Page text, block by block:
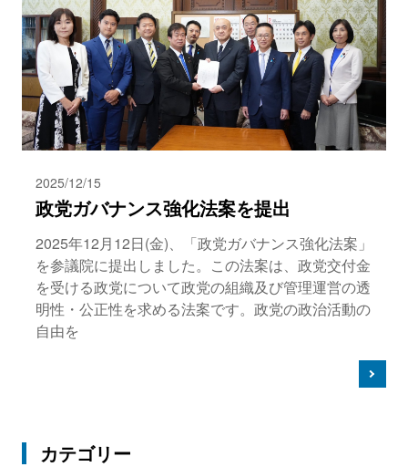
2025/12/15
政党ガバナンス強化法案を提出
2025年12月12日(金)、「政党ガバナンス強化法案」
を参議院に提出しました。この法案は、政党交付金
を受ける政党について政党の組織及び管理運営の透
明性・公正性を求める法案です。政党の政治活動の
自由を
カテゴリー